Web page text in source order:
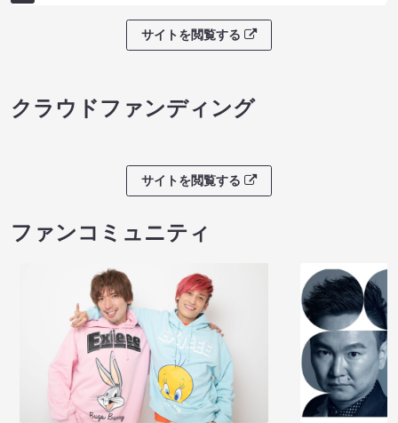
サイトを閲覧する
クラウドファンディング
サイトを閲覧する
ファンコミュニティ